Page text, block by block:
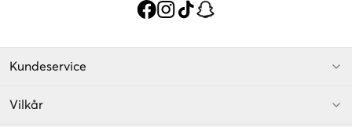
Kundeservice
Vilkår